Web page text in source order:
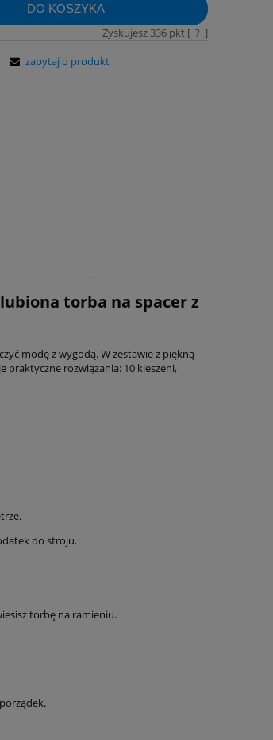
DO KOSZYKA
Zyskujesz 336pkt [ ? ]
zapytaj o produkt
torba na spacer z
modę z wygodą. W zestawie z piękną
praktyczne rozwiązania: 10 kieszeni,
do stroju.
torbę na ramieniu.